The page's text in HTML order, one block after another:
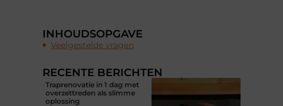
INHOUDSOPGAVE
Veelgestelde vragen
RECENTE BERICHTEN
Traprenovatie in 1 dag met
overzettreden als slimme
oplossing